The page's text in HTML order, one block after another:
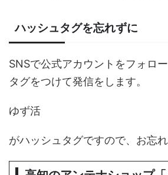
ハッシュタグを忘れずに
SNSで公式アカウントをフォロ
タグをつけて発信をします。
ゆず活
がハッシュタグですので、お忘れ